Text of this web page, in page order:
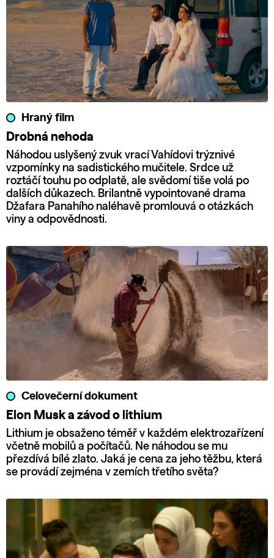
Hraný film
Drobná nehoda
Náhodou uslyšený zvuk vrací Vahídovi trýznivé
vzpomínky na sadistického mučitele. Srdce už
roztáčí touhu po odplatě, ale svědomí tiše volá po
dalších důkazech. Brilantně vypointované drama
Džafara Panahího naléhavě promlouvá o otázkách
viny a odpovědnosti.
Celovečerní dokument
Elon Musk a závod o lithium
Lithium je obsaženo téměř v každém elektrozařízení
včetně mobilů a počítačů. Ne náhodou se mu
přezdívá bílé zlato. Jaká je cena za jeho těžbu, která
se provádí zejména v zemích třetího světa?